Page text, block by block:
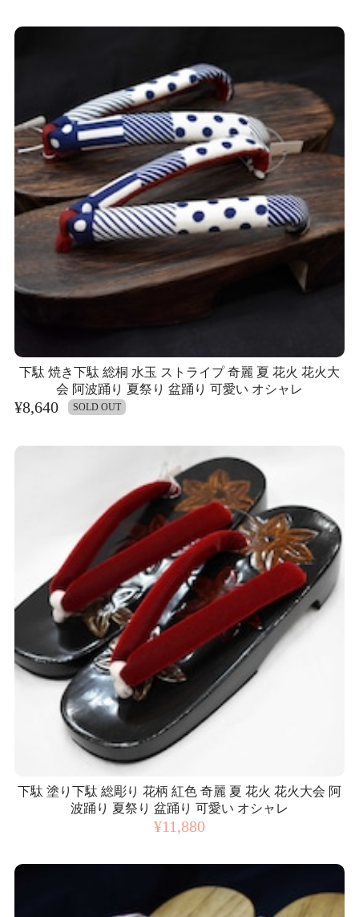
下駄 焼き下駄 総桐 水玉 ストライプ 奇麗 夏 花火 花火大
会 阿波踊り 夏祭り 盆踊り 可愛い オシャレ
¥8,640 SOLD OUT
下駄 塗り下駄 総彫り 花柄 紅色 奇麗 夏 花火 花火大会 阿
波踊り 夏祭り 盆踊り 可愛い オシャレ
¥11,880